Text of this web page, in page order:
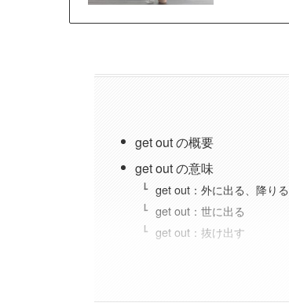
get out の概要
get out の意味
get out：外に出る、降りる
get out：世に出る
get out：抜け出す